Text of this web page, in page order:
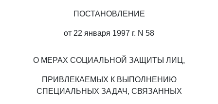
ПОСТАНОВЛЕНИЕ
от 22 января 1997 г. N 58
О МЕРАХ СОЦИАЛЬНОЙ ЗАЩИТЫ ЛИЦ,
ПРИВЛЕКАЕМЫХ К ВЫПОЛНЕНИЮ
СПЕЦИАЛЬНЫХ ЗАДАЧ, СВЯЗАННЫХ